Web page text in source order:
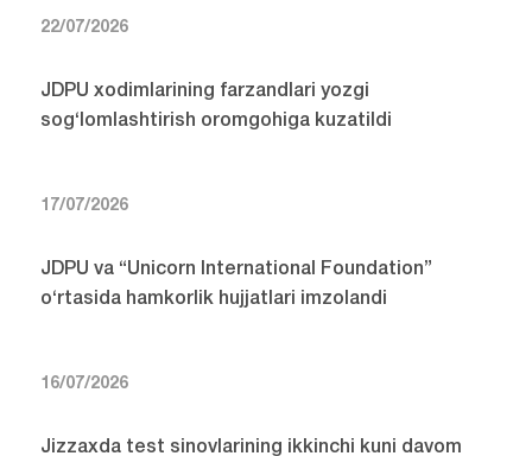
22/07/2026
JDPU xodimlarining farzandlari yozgi
sog‘lomlashtirish oromgohiga kuzatildi
17/07/2026
JDPU va “Unicorn International Foundation”
o‘rtasida hamkorlik hujjatlari imzolandi
16/07/2026
Jizzaxda test sinovlarining ikkinchi kuni davom